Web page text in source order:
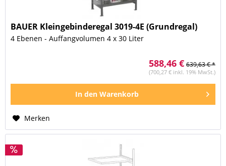
BAUER Kleingebinderegal 3019-4E (Grundregal)
4 Ebenen - Auffangvolumen 4 x 30 Liter
588,46 € 639,63 € *
(700,27 € inkl. 19% MwSt.)
In den Warenkorb
Merken